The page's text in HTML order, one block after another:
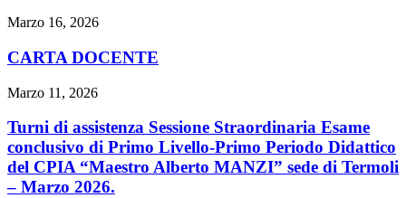
Marzo 16, 2026
CARTA DOCENTE
Marzo 11, 2026
Turni di assistenza Sessione Straordinaria Esame
conclusivo di Primo Livello-Primo Periodo Didattico
del CPIA “Maestro Alberto MANZI” sede di Termoli
– Marzo 2026.